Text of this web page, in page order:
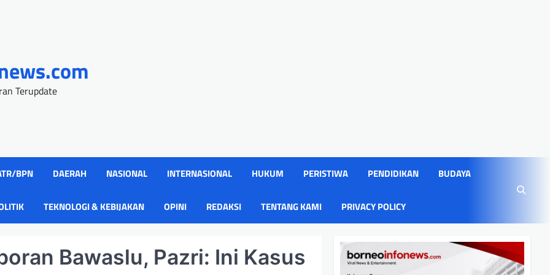
Terupdate
BPN DAERAH NASIONAL INTERNASIONAL HUKUM PERISTIWA PENDIDIKAN BUDAYA
TEKNOLOGI & KEBIJAKAN OPINI REDAKSI TENTANG KAMI PRIVACY POLICY
Bawaslu, Pazri: Ini Kasus